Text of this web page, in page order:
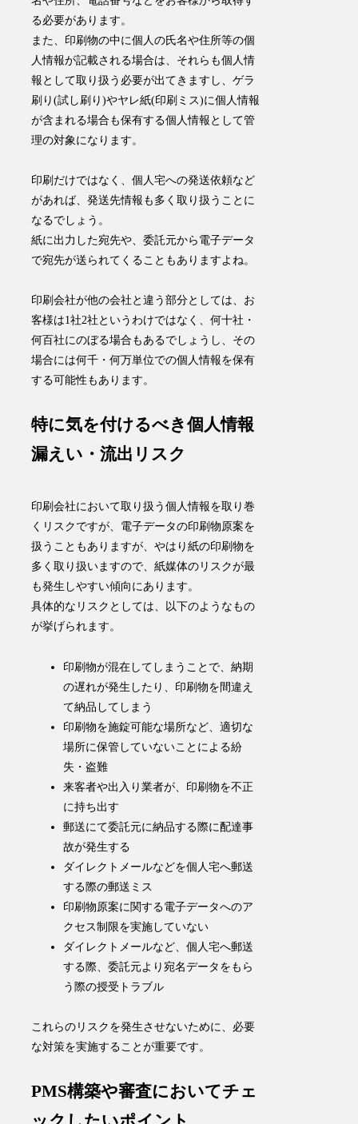
る必要があります。
また、印刷物の中に個人の氏名や住所等の個
人情報が記載される場合は、それらも個人情
報として取り扱う必要が出てきますし、ゲラ
刷り(試し刷り)やヤレ紙(印刷ミス)に個人情報
が含まれる場合も保有する個人情報として管
理の対象 になります。
印刷だけではなく、個人宅への発送依頼など
があれば、発送先情報も多く取り扱うことに
なるでしょう。
紙に出力した宛先や、委託元から電子データ
で宛先が送られてくることもありますよね。
印刷会社が他の会社と違う部分としては、お
客様は1社2社というわけではなく、何十社・
何百社にのぼる場合もあるでしょうし、その
場合には何千・何万単位での個人情報を保有
する可能性もあります。
特に気を付けるべき個人情報
漏えい・流出リスク
印刷会社において取り扱う個人情報を取り巻
くリスクですが、電子データの印刷物原案を
扱うこともありますが、やはり紙の印刷物を
多く取り扱いますので、紙媒体のリスクが最
も発生しやすい傾向にあります。
具体的なリスクとしては、以下のようなもの
が挙げられます。
印刷物が混在してしまうことで、納期
の遅れが発生したり、印刷物を間違え
て納品してしまう
印刷物を施錠可能な場所など、適切な
場所に保管していないことによる紛
失・盗難
来客者や出入り業者が、印刷物を不正
に持ち出す
郵送にて委託元に納品する際に配達事
故が発生する
ダイレクトメールなどを個人宅へ郵送
する際の郵送ミス
印刷物原案に関する電子データへのア
クセス制限を実施していない
ダイレクトメールなど、個人宅へ郵送
する際、委託元より宛名データをもら
う際の授受トラブル
これらのリスクを発生させないために、必要
な対策を実施することが重要です。
PMS構築や審査においてチェ